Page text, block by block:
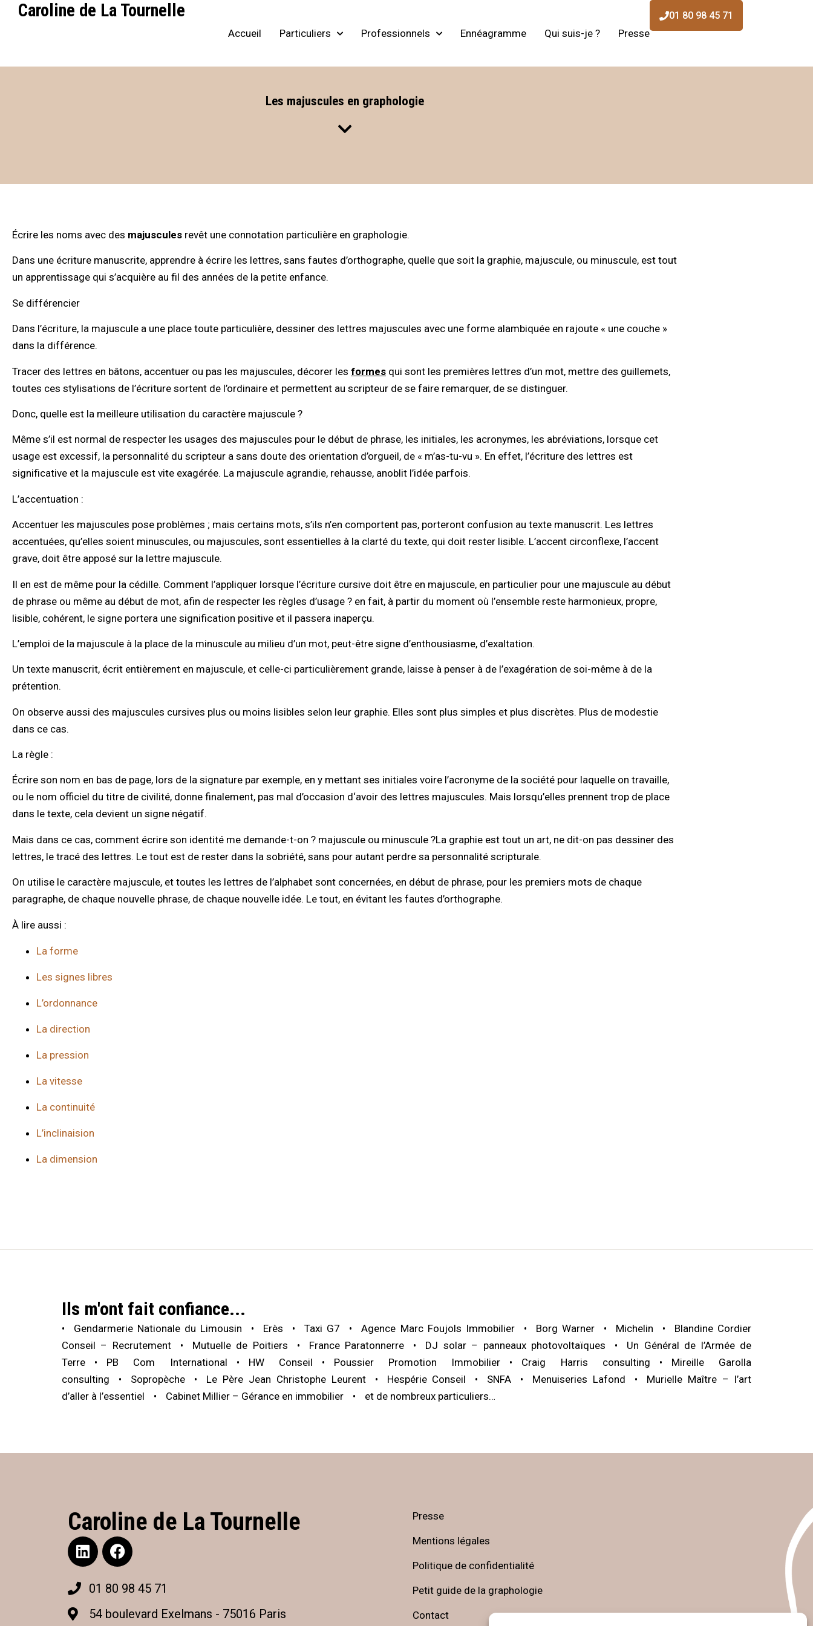
Caroline de La Tournelle
Accueil Particuliers Professionnels Ennéagramme Qui suis-je ? Presse
01 80 98 45 71
Les majuscules en graphologie
Écrire les noms avec des majuscules revêt une connotation particulière en graphologie.
Dans une écriture manuscrite, apprendre à écrire les lettres, sans fautes d’orthographe, quelle que soit la graphie, majuscule, ou minuscule, est tout
un apprentissage qui s’acquière au fil des années de la petite enfance.
Se différencier
Dans l’écriture, la majuscule a une place toute particulière, dessiner des lettres majuscules avec une forme alambiquée en rajoute « une couche »
dans la différence.
Tracer des lettres en bâtons, accentuer ou pas les majuscules, décorer les formes qui sont les premières lettres d’un mot, mettre des guillemets,
toutes ces stylisations de l’écriture sortent de l’ordinaire et permettent au scripteur de se faire remarquer, de se distinguer.
Donc, quelle est la meilleure utilisation du caractère majuscule ?
Même s’il est normal de respecter les usages des majuscules pour le début de phrase, les initiales, les acronymes, les abréviations, lorsque cet
usage est excessif, la personnalité du scripteur a sans doute des orientation d’orgueil, de « m’as-tu-vu ». En effet, l’écriture des lettres est
significative et la majuscule est vite exagérée. La majuscule agrandie, rehausse, anoblit l’idée parfois.
L’accentuation :
Accentuer les majuscules pose problèmes ; mais certains mots, s’ils n’en comportent pas, porteront confusion au texte manuscrit. Les lettres
accentuées, qu’elles soient minuscules, ou majuscules, sont essentielles à la clarté du texte, qui doit rester lisible. L’accent circonflexe, l’accent
grave, doit être apposé sur la lettre majuscule.
Il en est de même pour la cédille. Comment l’appliquer lorsque l’écriture cursive doit être en majuscule, en particulier pour une majuscule au début
de phrase ou même au début de mot, afin de respecter les règles d’usage ? en fait, à partir du moment où l’ensemble reste harmonieux, propre,
lisible, cohérent, le signe portera une signification positive et il passera inaperçu.
L’emploi de la majuscule à la place de la minuscule au milieu d’un mot, peut-être signe d’enthousiasme, d’exaltation.
Un texte manuscrit, écrit entièrement en majuscule, et celle-ci particulièrement grande, laisse à penser à de l’exagération de soi-même à de la
prétention.
On observe aussi des majuscules cursives plus ou moins lisibles selon leur graphie. Elles sont plus simples et plus discrètes. Plus de modestie
dans ce cas.
La règle :
Écrire son nom en bas de page, lors de la signature par exemple, en y mettant ses initiales voire l’acronyme de la société pour laquelle on travaille,
ou le nom officiel du titre de civilité, donne finalement, pas mal d’occasion d‘avoir des lettres majuscules. Mais lorsqu’elles prennent trop de place
dans le texte, cela devient un signe négatif.
Mais dans ce cas, comment écrire son identité me demande-t-on ? majuscule ou minuscule ?La graphie est tout un art, ne dit-on pas dessiner des
lettres, le tracé des lettres. Le tout est de rester dans la sobriété, sans pour autant perdre sa personnalité scripturale.
On utilise le caractère majuscule, et toutes les lettres de l’alphabet sont concernées, en début de phrase, pour les premiers mots de chaque
paragraphe, de chaque nouvelle phrase, de chaque nouvelle idée. Le tout, en évitant les fautes d’orthographe.
À lire aussi :
La forme
Les signes libres
L’ordonnance
La direction
La pression
La vitesse
La continuité
L’inclinaision
La dimension
Ils m'ont fait confiance...
Gendarmerie Nationale du Limousin Erès Taxi G7 Agence Marc Foujols Immobilier Borg Warner Michelin
Blandine Cordier
Conseil – Recrutement
Mutuelle de Poitiers France Paratonnerre DJ solar – panneaux photovoltaïques
Un Général de l’Armée de
Terre
PB Com International HW Conseil Poussier Promotion Immobilier Craig Harris consulting
Mireille Garolla
consulting
Sopropèche Le Père Jean Christophe Leurent Hespérie Conseil SNFA Menuiseries Lafond
Murielle Maître – l’art
d’aller à l’essentiel
Cabinet Millier – Gérance en immobilier et de nombreux particuliers…
Caroline de La Tournelle
01 80 98 45 71
54 boulevard Exelmans - 75016 Paris
Presse
Mentions légales
Politique de confidentialité
Petit guide de la graphologie
Contact